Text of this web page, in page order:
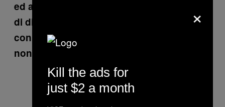
ed agli attivisti con il Citizen Lab, che tipo
di difficoltà incontri per entrare in contatto
con tali soggetti? C’è il rischio che spesso
non sappiano a chi rivolgersi?
×
Kill the ads for
just $2 a month